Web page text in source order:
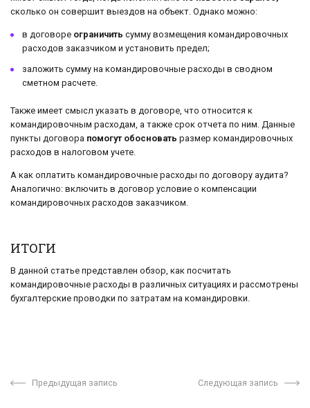
сколько он совершит выездов на объект. Однако можно:
в договоре ограничить сумму возмещения командировочных
расходов заказчиком и установить предел;
заложить сумму на командировочные расходы в сводном
сметном расчете.
Также имеет смысл указать в договоре, что относится к
командировочным расходам, а также срок отчета по ним. Данные
пункты договора помогут обосновать размер командировочных
расходов в налоговом учете.
А как оплатить командировочные расходы по договору аудита?
Аналогично: включить в договор условие о компенсации
командировочных расходов заказчиком.
ИТОГИ
В данной статье представлен обзор, как посчитать
командировочные расходы в различных ситуациях и рассмотрены
бухгалтерские проводки по затратам на командировки.
Предыдущая запись Следующая запись